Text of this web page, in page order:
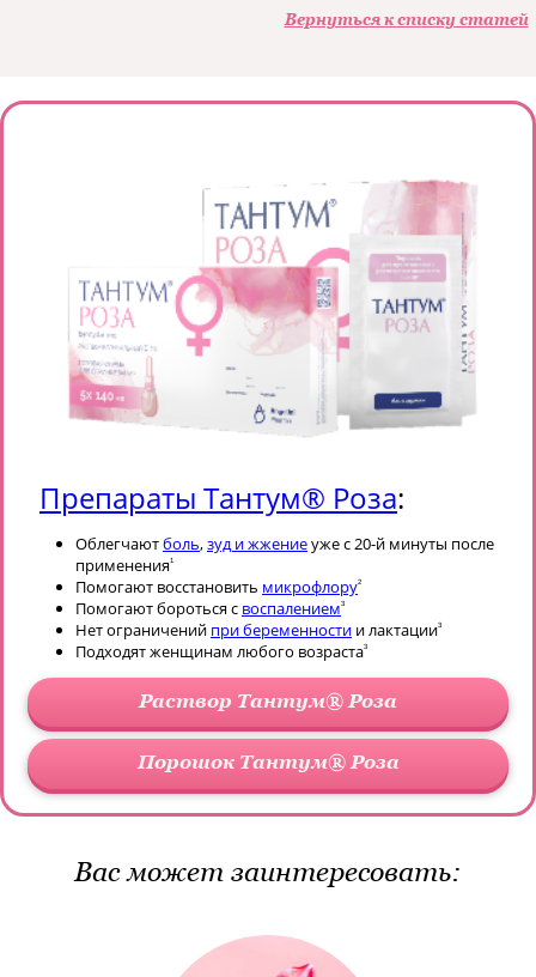
Вернуться к списку статей
Препараты Тантум® Роза:
Облегчаютболь,зуд и жжениеуже с 20-й минуты после
применения1
Помогают восстановить микрофлору2
Помогают бороться с воспалением3
Нет ограничений при беременности и лактации3
Подходят женщинам любого возраста3
Раствор Тантум® Роза
Порошок Тантум® Роза
Вас может заинтересовать: